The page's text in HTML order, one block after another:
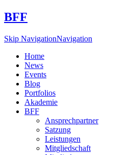
BFF
Skip NavigationNavigation
Home
News
Events
Blog
Portfolios
Akademie
BFF
Ansprechpartner
Satzung
Leistungen
Mitgliedschaft